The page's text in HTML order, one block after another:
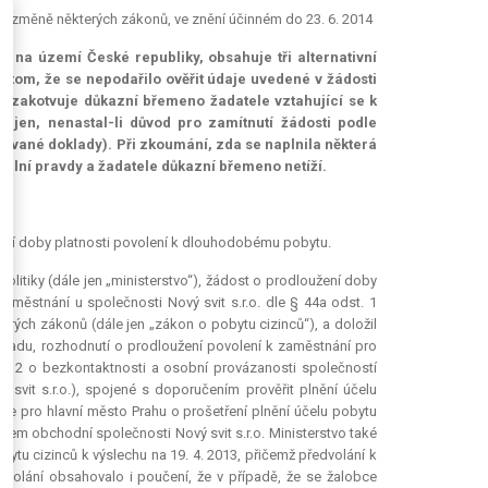
některých zákonů, ve znění účinném do 23. 6. 2014
na území České republiky, obsahuje tři alternativní
že se nepodařilo ověřit údaje uvedené v žádosti
důkazní břemeno žadatele vztahující se k
jen, nenastal-li důvod pro zamítnutí žádosti podle
doklady). Při zkoumání, zda se naplnila některá
pravdy a žadatele důkazní břemeno netíží.
doby platnosti povolení k dlouhodobému pobytu.
(dále jen „ministerstvo“), žádost o prodloužení doby
u společnosti Nový svit s.r.o. dle § 44a odst. 1
zákonů (dále jen „zákon o pobytu cizinců“), a doložil
rozhodnutí o prodloužení povolení k zaměstnání pro
o bezkontaktnosti a osobní provázanosti společností
svit s.r.o.), spojené s doporučením prověřit plnění účelu
pro hlavní město Prahu o prošetření plnění účelu pobytu
obchodní společnosti Nový svit s.r.o. Ministerstvo také
cizinců k výslechu na 19. 4. 2013, přičemž předvolání k
obsahovalo i poučení, že v případě, že se žalobce